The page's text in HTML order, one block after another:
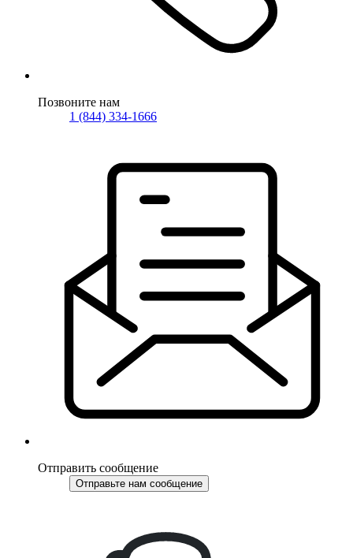
Позвоните нам
1 (844) 334-1666
Отправить сообщение
Отправьте нам сообщение